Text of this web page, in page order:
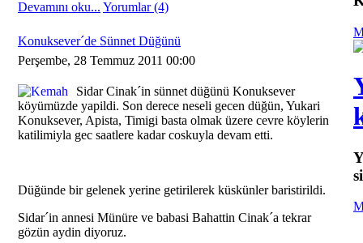
Devamını oku... Yorumlar (4)
Konuksever´de Sünnet Düğünü
Perşembe, 28 Temmuz 2011 00:00
Sidar Cinak´in sünnet düğünü Konuksever
köyümüzde yapildi. Son derece neseli gecen düğün, Yukari
Konuksever, Apista, Timigi basta olmak üzere cevre köylerin
katilimiyla gec saatlere kadar coskuyla devam etti.
Düğünde bir gelenek yerine getirilerek küskünler baristirildi.
Sidar´in annesi Münüre ve babasi Bahattin Cinak´a tekrar
gözün aydin diyoruz.